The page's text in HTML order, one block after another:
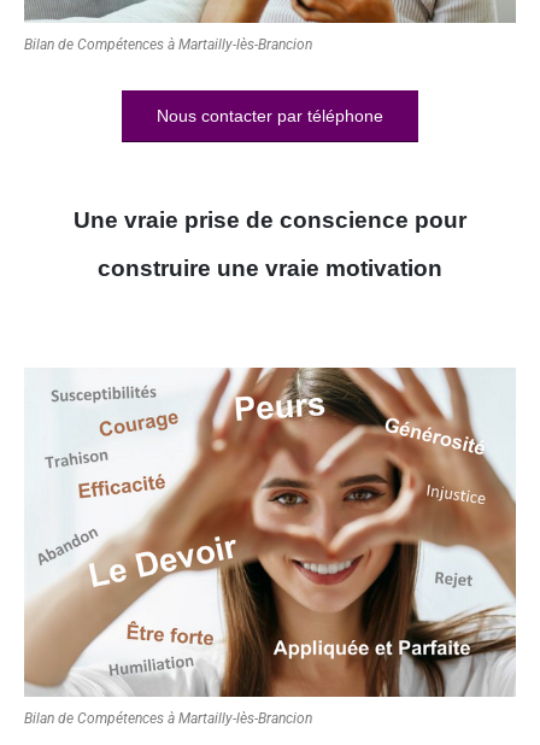
Bilan de Compétences à Martailly-lès-Brancion
Nous contacter par téléphone
Une vraie prise de conscience pour
construire une vraie motivation
Bilan de Compétences à Martailly-lès-Brancion